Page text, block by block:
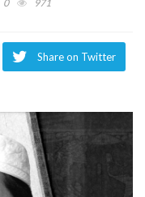
0 971
Share on Twitter